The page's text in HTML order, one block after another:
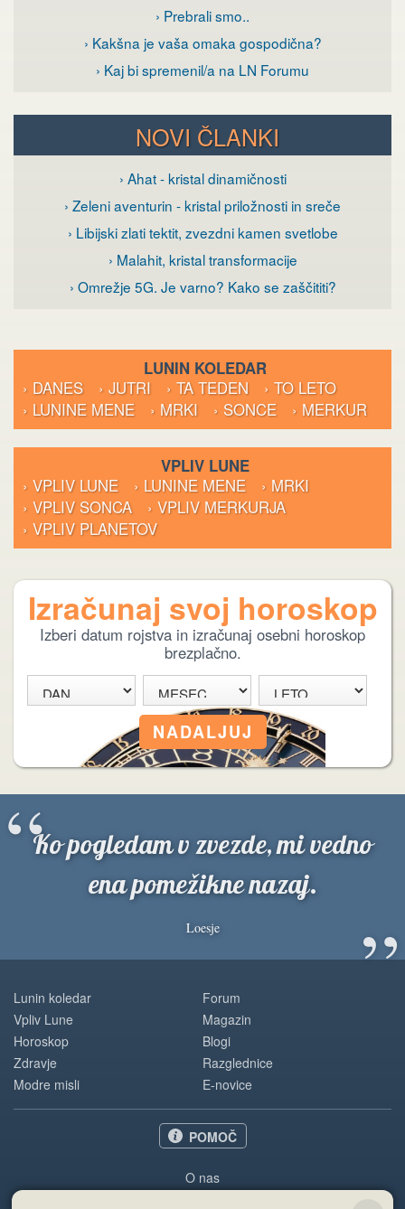
› Prebrali smo..
› Kakšna je vaša omaka gospodična?
› Kaj bi spremenil/a na LN Forumu
NOVI ČLANKI
› Ahat - kristal dinamičnosti
› Zeleni aventurin - kristal priložnosti in sreče
› Libijski zlati tektit, zvezdni kamen svetlobe
› Malahit, kristal transformacije
› Omrežje 5G. Je varno? Kako se zaščititi?
LUNIN KOLEDAR
› DANES
› JUTRI › TA TEDEN
› TO LETO
› LUNINE MENE
› MRKI › SONCE › MERKUR
VPLIV LUNE
› VPLIV LUNE
› LUNINE MENE
› MRKI
› VPLIV SONCA
› VPLIV MERKURJA
› VPLIV PLANETOV
Izračunaj svoj horoskop
Izberi datum rojstva in izračunaj osebni horoskop
brezplačno.
Ko pogledam v zvezde, mi vedno
ena pomežikne nazaj.
Loesje ”
“
Lunin koledar
Vpliv Lune
Horoskop
Zdravje
Modre misli
Forum
Magazin
Blogi
Razglednice
E-novice
POMOČ
O nas